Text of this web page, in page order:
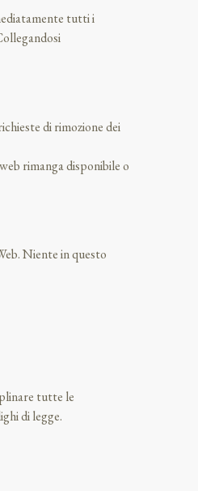
tutti i
di rimozione dei
rimanga disponibile o
Niente in questo
tutte le
di legge.